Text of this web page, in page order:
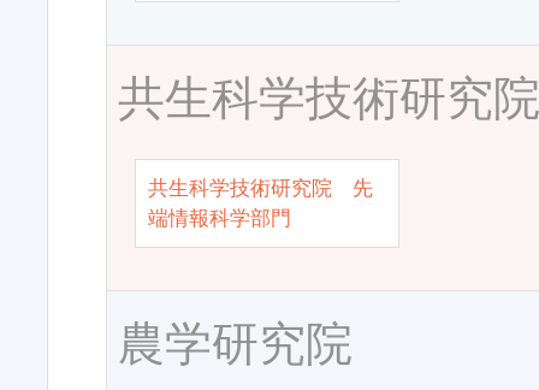
共生科学技術研究
共生科学技術研究院 先
端情報科学部門
農学研究院